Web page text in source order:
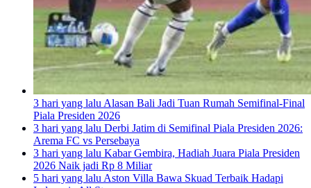
3 hari yang lalu Alasan Bali Jadi Tuan Rumah Semifinal-Final
Piala Presiden 2026
3 hari yang lalu Derbi Jatim di Semifinal Piala Presiden 2026:
Arema FC vs Persebaya
3 hari yang lalu Kabar Gembira, Hadiah Juara Piala Presiden
2026 Naik jadi Rp 8 Miliar
5 hari yang lalu Aston Villa Bawa Skuad Terbaik Hadapi